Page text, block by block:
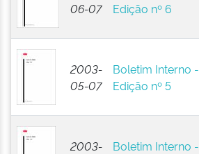
06-07
Edição nº 6
2003-
05-07
Boletim Interno -
Edição nº 5
2003-
Boletim Interno -